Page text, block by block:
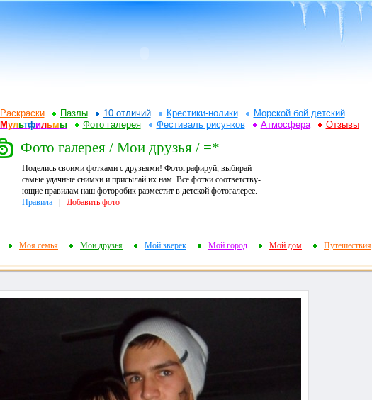
Раскраски Пазлы 10 отличий Крестики-нолики
Морской бой детский
Мультфильмы Фото галерея Фестиваль рисунков Атмосфера Отзывы
Фото галерея / Мои друзья / =*
Поделись своими фотками с друзьями! Фотографируй, выбирай
самые удачные снимки и присылай их нам. Все фотки соответству-
ющие правилам наш фоторобик разместит в детской фотогалерее.
Правила| Добавить фото
Моя семья Мои друзья Мой зверек Мой город Мой дом Путешествия